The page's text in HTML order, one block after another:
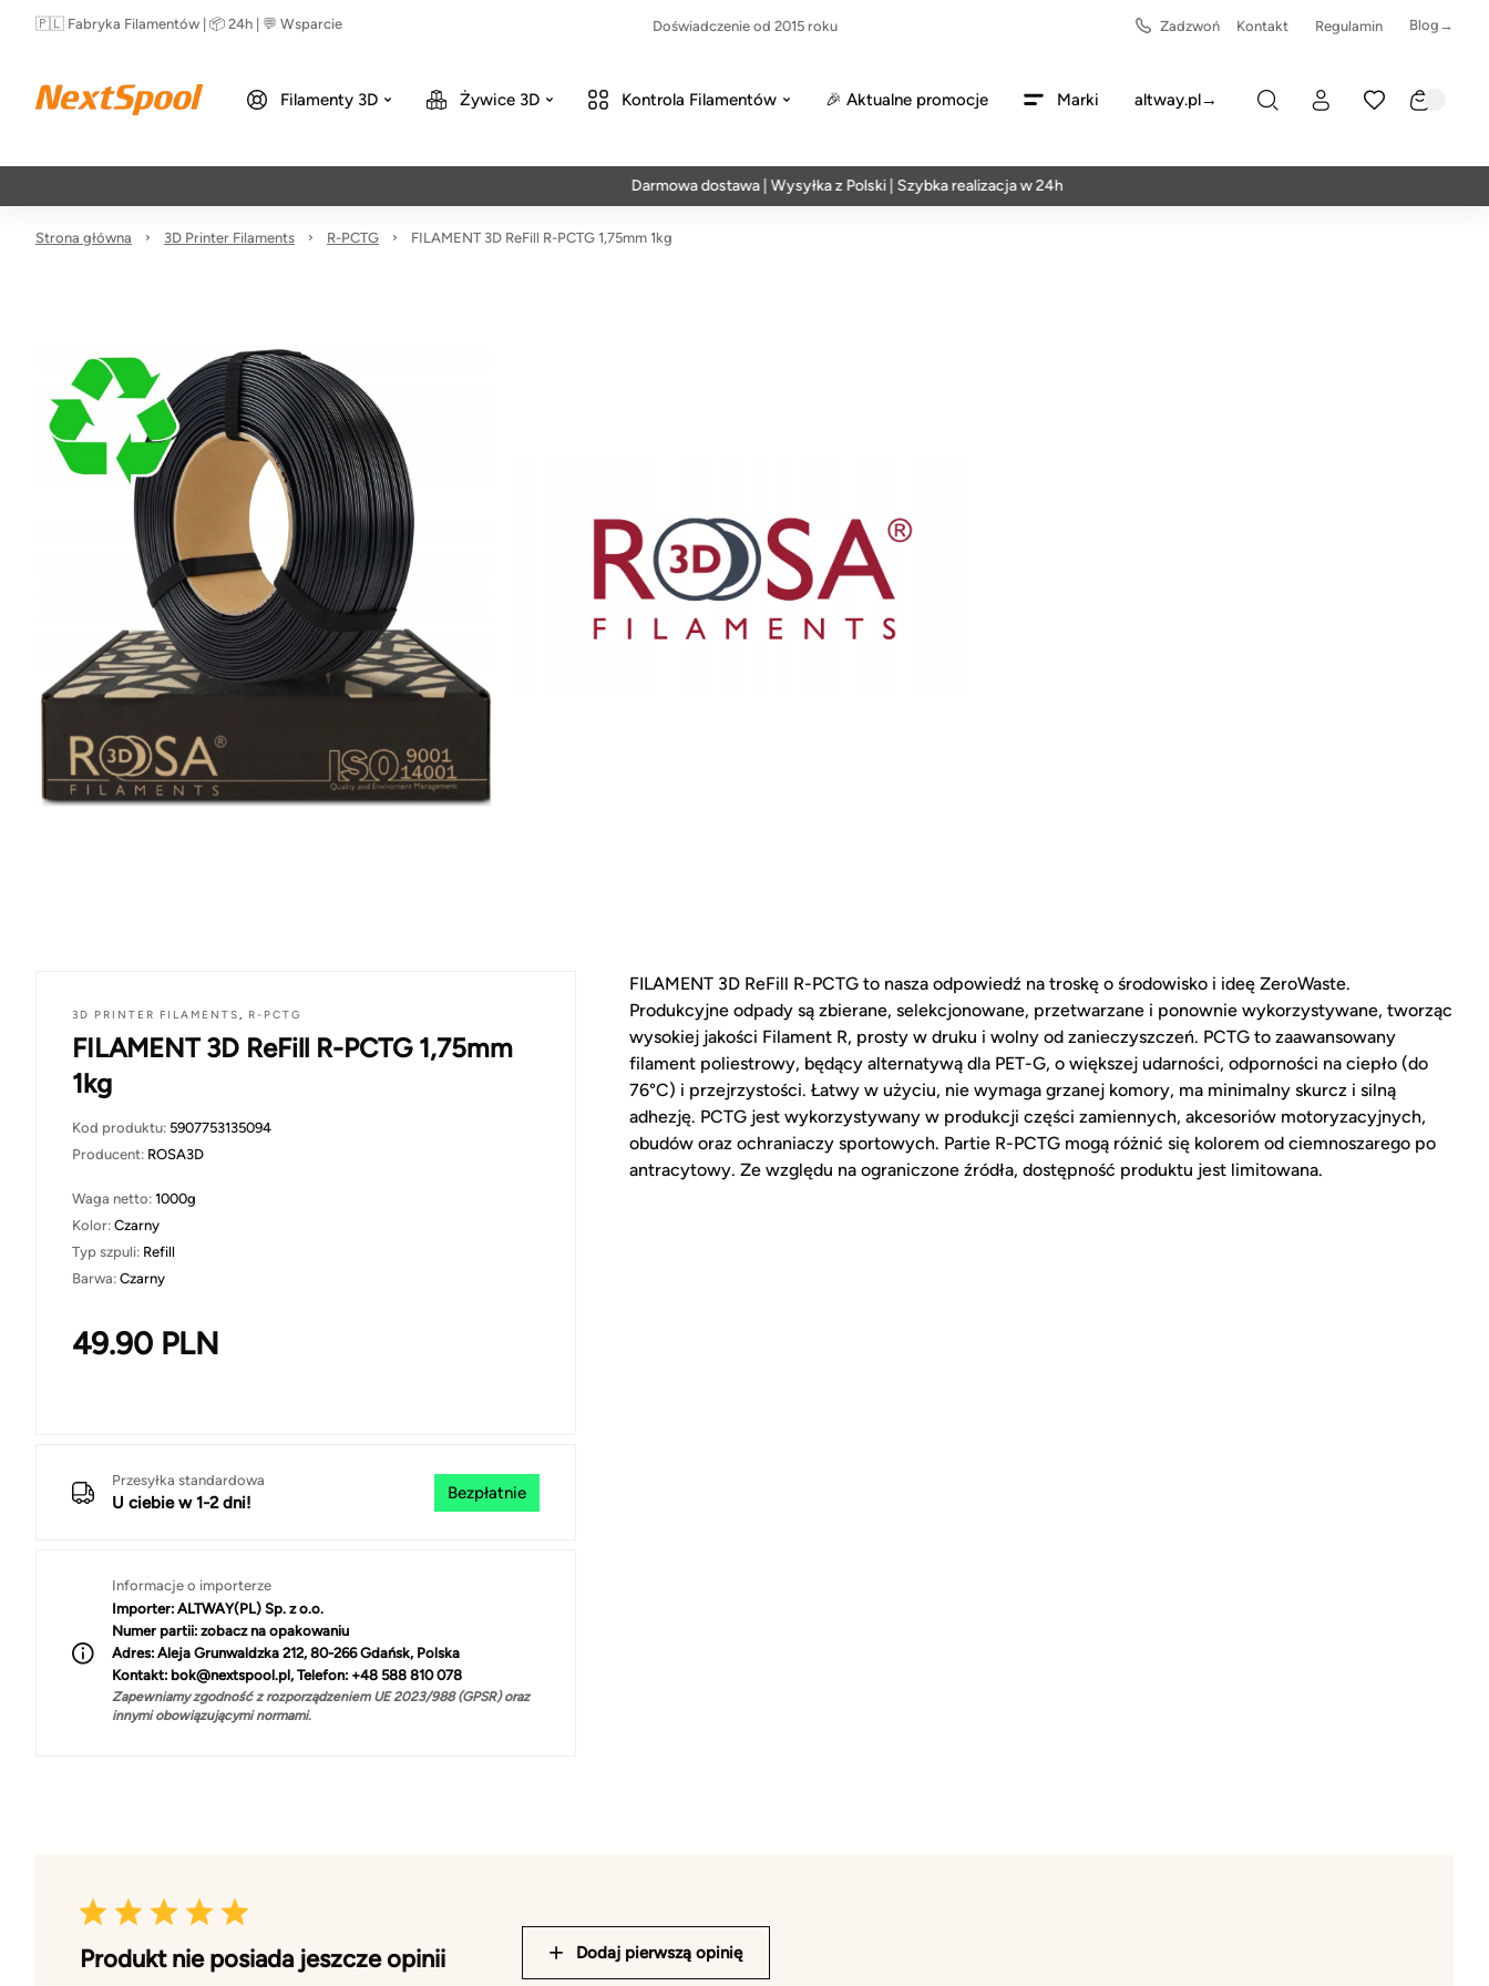
🇵🇱 Fabryka Filamentów | 📦 24h | 💬 Wsparcie Doświadczenie od 2015 roku Zadzwoń Kontakt Regulamin Blog→
Filamenty 3D Żywice 3D Kontrola Filamentów 🎉 Aktualne promocje Marki altway.pl→
Darmowa dostawa | Wysyłka z Polski | Szybka realizacja w 24h
Strona główna 3D Printer Filaments R-PCTG FILAMENT 3D ReFill R-PCTG 1,75mm 1kg
3D PRINTER FILAMENTS, R-PCTG
FILAMENT 3D ReFill R-PCTG 1,75mm
1kg
Kod produktu: 5907753135094
Producent: ROSA3D
Waga netto: 1000g
Kolor: Czarny
Typ szpuli: Refill
Barwa: Czarny
49.90 PLN
Przesyłka standardowa
U ciebie w 1-2 dni!
Bezpłatnie
Informacje o importerze
Importer: ALTWAY(PL) Sp. z o.o.
Numer partii: zobacz na opakowaniu
Adres: Aleja Grunwaldzka 212, 80-266 Gdańsk, Polska
Kontakt: bok@nextspool.pl, Telefon: +48 588 810 078
Zapewniamy zgodność z rozporządzeniem UE 2023/988 (GPSR) oraz
innymi obowiązującymi normami.
FILAMENT 3D ReFill R-PCTG to nasza odpowiedź na troskę o środowisko i ideę ZeroWaste.
Produkcyjne odpady są zbierane, selekcjonowane, przetwarzane i ponownie wykorzystywane, tworząc
wysokiej jakości Filament R, prosty w druku i wolny od zanieczyszczeń. PCTG to zaawansowany
filament poliestrowy, będący alternatywą dla PET-G, o większej udarności, odporności na ciepło (do
76°C) i przejrzystości. Łatwy w użyciu, nie wymaga grzanej komory, ma minimalny skurcz i silną
adhezję. PCTG jest wykorzystywany w produkcji części zamiennych, akcesoriów motoryzacyjnych,
obudów oraz ochraniaczy sportowych. Partie R-PCTG mogą różnić się kolorem od ciemnoszarego po
antracytowy. Ze względu na ograniczone źródła, dostępność produktu jest limitowana.
Produkt nie posiada jeszcze opinii Dodaj pierwszą opinię